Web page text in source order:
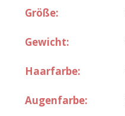
Größe:
Gewicht:
Haarfarbe:
Augenfarbe: